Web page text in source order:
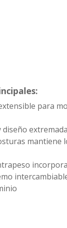
para
diseño
mantiene